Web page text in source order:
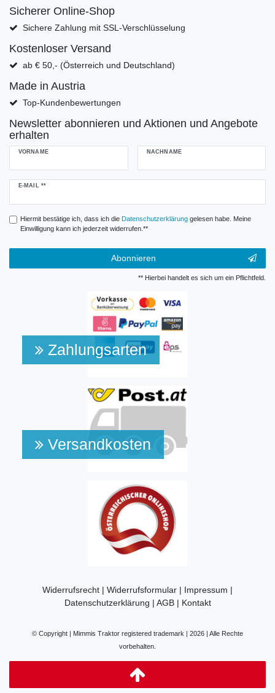
Sicherer Online-Shop
Sichere Zahlung mit SSL-Verschlüsselung
Kostenloser Versand
ab € 50,- (Österreich und Deutschland)
Made in Austria
Top-Kundenbewertungen
Newsletter abonnieren und Aktionen und Angebote
erhalten
VORNAME NACHNAME
E-MAIL **
Newsletter
Hiermit bestätige ich, dass ich die Daten­schutz­erklärunggelesen habe. Meine
Einwilligung kann ich jederzeit widerrufen.**
Abonnieren
** Hierbei handelt es sich um ein Pflichtfeld.
Zahlungsarten
Versandkosten
Widerrufsrecht | Widerrufsformular | Impressum |
Datenschutzerklärung | AGB| Kontakt
© Copyright | Mimmis Traktor registered trademark | 2026 | Alle Rechte
vorbehalten.